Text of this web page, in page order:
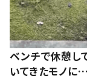
ベンチで休憩し
いてきたモノに